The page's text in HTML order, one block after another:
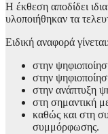
Η έκθεση αποδίδει
υλοποιήθηκαν τα
Ειδική αναφορά γίνεται:
στην
στην
στην ανάπτυξη
στη σημαντική
καθώς και στη
συμμόρφωσης.